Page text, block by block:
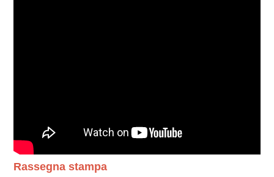
Rassegna stampa